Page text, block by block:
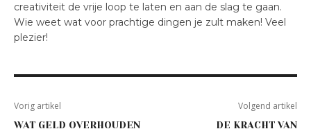
creativiteit de vrije loop te laten en aan de slag te gaan.
Wie weet wat voor prachtige dingen je zult maken! Veel
plezier!
Vorig artikel
WAT GELD OVERHOUDEN
Volgend artikel
DE KRACHT VAN